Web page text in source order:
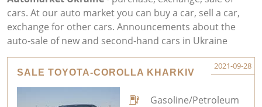
cars. At our auto market you can buy a car, sell a car,
exchange for other cars. Announcements about the
auto-sale of new and second-hand cars in Ukraine
SALE TOYOTA-COROLLA KHARKIV
2021-09-28
Gasoline/Petroleum